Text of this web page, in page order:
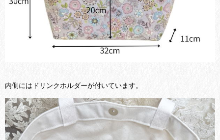
内側にはドリンクホルダーが付いています。